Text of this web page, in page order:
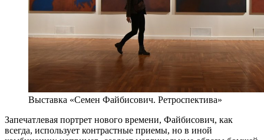
Выставка «Семен Файбисович. Ретроспектива»
Запечатлевая портрет нового времени, Файбисович, как
всегда, использует контрастные приемы, но в иной